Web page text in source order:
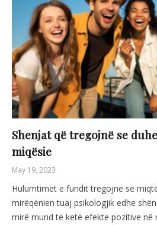
Shenjat që tregojnë se
miqësie
May 19, 2023
Hulumtimet e fundit tregojnë se
mirëqënien tuaj psikologjik edhe
mirë mund të ketë efekte pozitive në